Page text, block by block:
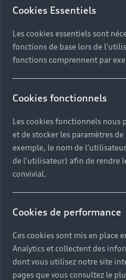
Cookies Essentiels
Les cookies essentiels sont
fonctions de base lors de
fonctions comprennent par
Cookies fonctionnels
Les cookies fonctionnels nous
et de stocker les paramètres
exemple, le nom de
de l'utilisateur) afin de rendre
convivial.
Cookies de performance
Ces cookies sont mis en place
Analytics et collectent des
dont vous utilisez notre site
pages que vous consultez le